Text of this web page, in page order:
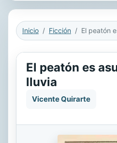
Inicio Ficción El peatón
El peatón es
lluvia
Vicente Quirarte